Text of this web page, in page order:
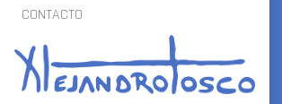
CONTACTO